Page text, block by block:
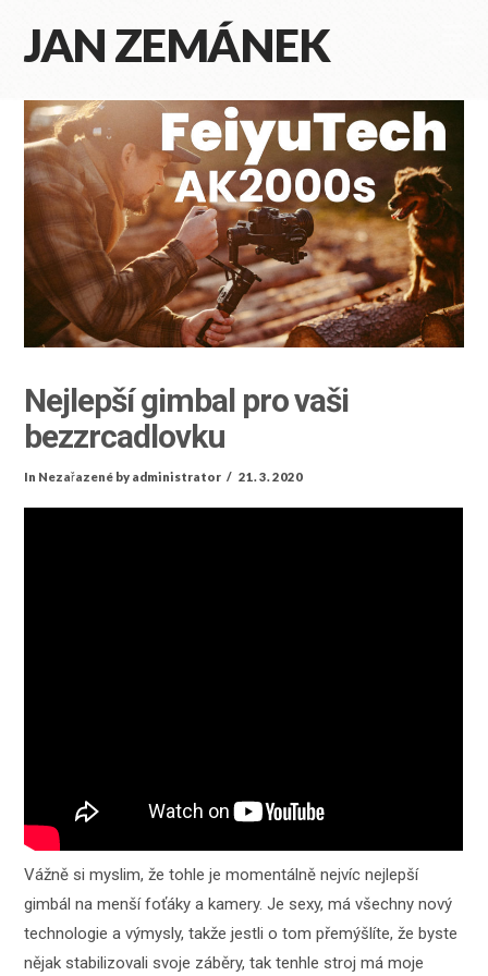
JAN ZEMÁNEK
Nejlepší gimbal pro vaši
bezzrcadlovku
In Nezařazené by administrator 21. 3. 2020
Vážně si myslim, že tohle je momentálně nejvíc nejlepší
gimbál na menší foťáky a kamery. Je sexy, má všechny nový
technologie a výmysly, takže jestli o tom přemýšlíte, že byste
nějak stabilizovali svoje záběry, tak tenhle stroj má moje